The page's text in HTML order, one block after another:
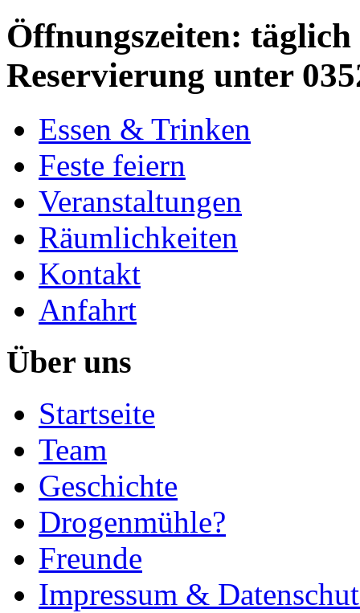
Öffnungszeiten: täglich
Reservierung unter
Essen & Trinken
Feste feiern
Veranstaltungen
Räumlichkeiten
Kontakt
Anfahrt
Über uns
Startseite
Team
Geschichte
Drogenmühle?
Freunde
Impressum &